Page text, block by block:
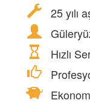
25 yılı
Hızlı